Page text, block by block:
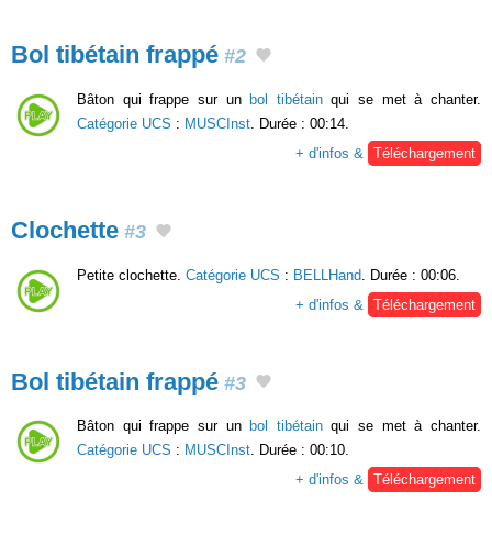
Bol tibétain frappé #2
Bâton qui frappe sur un bol tibétainqui se met à chanter.
Catégorie UCS : MUSCInst . Durée : 00:14.
+ d'infos &
Téléchargement
Clochette #3
Petite clochette. Catégorie UCS : BELLHand . Durée : 00:06.
+ d'infos &
Téléchargement
Bol tibétain frappé #3
Bâton qui frappe sur un bol tibétainqui se met à chanter.
Catégorie UCS : MUSCInst. Durée : 00:10.
+ d'infos & Téléchargement